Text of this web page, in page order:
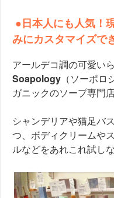
●日本人にも人気！
みにカスタマイズで
アールデコ調の可愛い
Soapology （ソーポ
ガニックのソープ専門店
シャンデリアや猫足バ
つ、ボディクリームや
ルなどをあれこれ試し